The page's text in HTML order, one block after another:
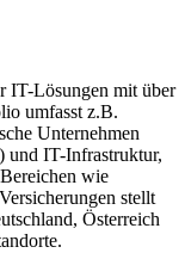
IT-Lösungen mit über
umfasst z.B.
Unternehmen
IT-Infrastruktur,
wie
stellt
Österreich